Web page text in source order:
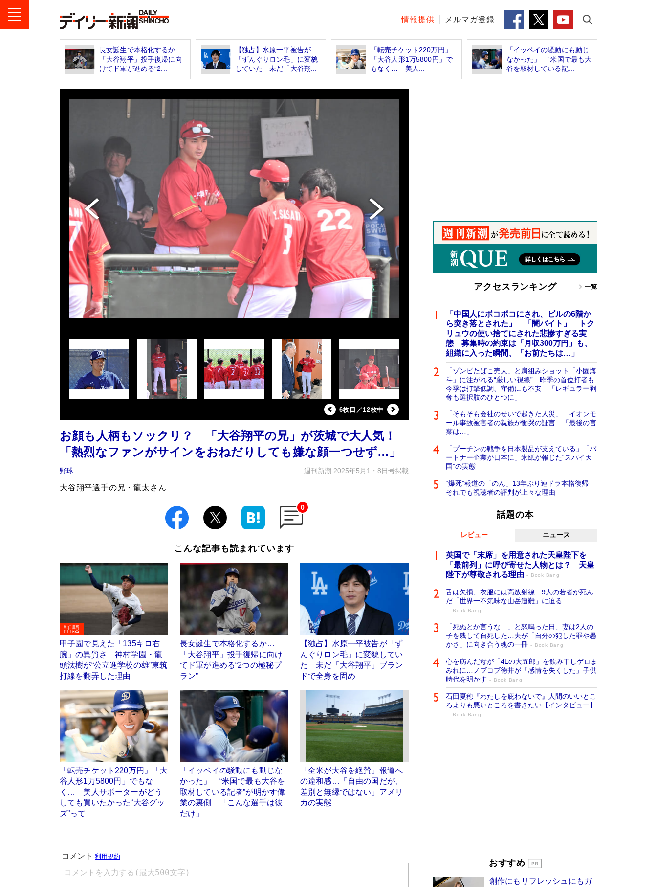
情報提供 メルマガ登録
長女誕生で本格化するか…
「大谷翔平」投手復帰に向
けてド軍が進める“2...
【独占】水原一平被告が
「ずんぐりロン毛」に変貌
していた 未だ「大谷翔...
「転売チケット220万円」
「大谷人形1万5800円」で
もなく… 美人...
「イッペイの騒動にも動じ
なかった」 “米国で最も大
谷を取材している記...
6枚目／12枚中
お顔も人柄もソックリ？ 「大谷翔平の兄」が茨城で大人気！
「熱烈なファンがサインをおねだりしても嫌な顔一つせず…」
野球 週刊新潮 2025年5月1・8日号掲載
大谷翔平選手の兄・龍太さん
0
こんな記事も読まれています
話題
甲子園で見えた「135キロ右
腕」の異質さ 神村学園・龍
頭汰樹が“公立進学校の雄”東筑
打線を翻弄した理由
長女誕生で本格化するか…
「大谷翔平」投手復帰に向け
てド軍が進める“2つの極秘プ
ラン”
【独占】水原一平被告が「ず
んぐりロン毛」に変貌してい
た 未だ「大谷翔平」ブラン
ドで全身を固め
「転売チケット220万円」「大
谷人形1万5800円」でもな
く… 美人サポーターがどう
しても買いたかった“大谷グッ
ズ”って
「イッペイの騒動にも動じな
かった」 “米国で最も大谷を
取材している記者”が明かす偉
業の裏側 「こんな選手は彼
だけ」
「全米が大谷を絶賛」報道へ
の違和感…「自由の国だが、
差別と無縁ではない」アメリ
カの実態
アクセスランキング 一覧
「中国人にボコボコにされ、ビルの6階か
ら突き落とされた」 「闇バイト」 トク
リュウの使い捨てにされた悲惨すぎる実
態 募集時の約束は「月収300万円」も、
組織に入った瞬間、「お前たちは…」
「ゾンビたばこ売人」と肩組みショット「小園海
斗」に注がれる“厳しい視線” 昨季の首位打者も
今季は打撃低調、守備にも不安 「レギュラー剥
奪も選択肢のひとつに」
「そもそも会社のせいで起きた人災」 イオンモ
ール事故被害者の親族が慟哭の証言 「最後の言
葉は…」
「プーチンの戦争を日本製品が支えている」「パ
ートナー企業が日本に」米紙が報じた“スパイ天
国”の実態
“爆死”報道の「のん」13年ぶり連ドラ本格復帰
それでも視聴者の評判が上々な理由
話題の本
レビュー ニュース
英国で「末席」を用意された天皇陛下を
「最前列」に呼び寄せた人物とは？ 天皇
陛下が尊敬される理由
Book Bang
舌は欠損、衣服には高放射線…9人の若者が死ん
だ「世界一不気味な山岳遭難」に迫る
Book Bang
「死ぬとか言うな！」と怒鳴った日、妻は2人の
子を残して自死した…夫が「自分の犯した罪や愚
かさ」に向き合う魂の一冊
Book Bang
心を病んだ母が「4Lの大五郎」を飲み干しゲロま
みれに…ノブコブ徳井が「感情を失くした」子供
時代を明かす
Book Bang
石田夏穂『わたしを庇わないで』人間のいいとこ
ろよりも悪いところを書きたい【インタビュー】
Book Bang
開発への関心を押し上げた18年の物語に幕 特装
Book Bang
おすすめ
創作にもリフレッシュにもガ